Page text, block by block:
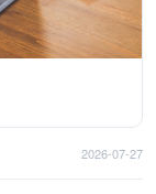
2026-07-27